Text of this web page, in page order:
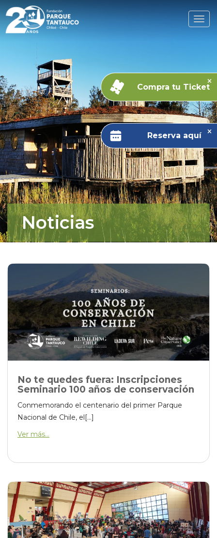
Compra tu Ticket
Reserva aquí
Noticias
No te quedes fuera: Inscripciones
Seminario 100 años de conservación
Conmemorando el centenario del primer Parque
Nacional de Chile, el[...]
Ver más...